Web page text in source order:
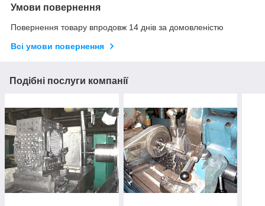
Умови повернення
Повернення товару впродовж 14 днів за домовленістю
Всі умови повернення
Подібні послуги компанії